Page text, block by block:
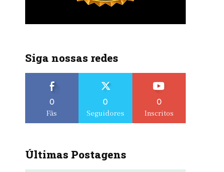
Siga nossas redes
0
Fãs
0
Seguidores
0
Inscritos
Últimas Postagens